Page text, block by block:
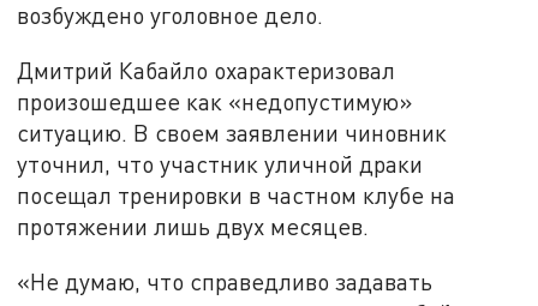
возбуждено уголовное дело.
Дмитрий Кабайло охарактеризовал
произошедшее как «недопустимую»
ситуацию. В своем заявлении чиновник
уточнил, что участник уличной драки
посещал тренировки в частном клубе на
протяжении лишь двух месяцев.
«Не думаю, что справедливо задавать